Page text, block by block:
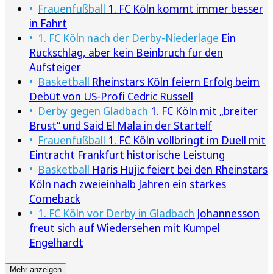
Frauenfußball 1. FC Köln kommt immer besser
in Fahrt
1. FC Köln nach der Derby-Niederlage Ein
Rückschlag, aber kein Beinbruch für den
Aufsteiger
Basketball Rheinstars Köln feiern Erfolg beim
Debüt von US-Profi Cedric Russell
Derby gegen Gladbach 1. FC Köln mit „breiter
Brust“ und Said El Mala in der Startelf
Frauenfußball 1. FC Köln vollbringt im Duell mit
Eintracht Frankfurt historische Leistung
Basketball Haris Hujic feiert bei den Rheinstars
Köln nach zweieinhalb Jahren ein starkes
Comeback
1. FC Köln vor Derby in Gladbach Johannesson
freut sich auf Wiedersehen mit Kumpel
Engelhardt
Mehr anzeigen